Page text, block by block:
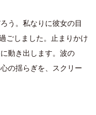
う。私なりに彼女の目
ごしました。止まりかけ
動き出します。波の
の揺らぎを、スクリー